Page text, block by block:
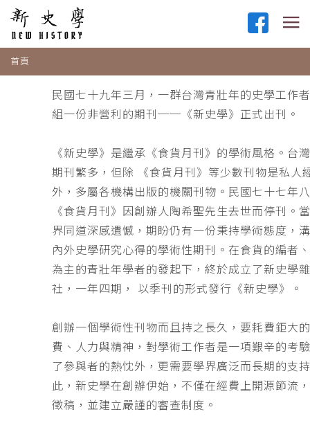
首頁
民國七十九年三月，一群台灣青壯年的史學工作
組一份非營利的期刊──《新史學》正式出刊。
《新史學》是繼承《食貨月刊》的學術風格。台
期刊繁多，但除 《食貨月刊》等少數刊物是私人
外，多屬各機構出版的機關刊物。民國七十七年
《食貨月刊》因創辦人陶希聖先生去世而停刊。
界同道深感遺憾，期盼仍有一份秉持學術態度，
內外史學研究心得的學術性期刊。在食貨的編者
為主的青壯年學者的發起下，終於成立了新史學
社，一年四期， 以季刊的形式發行《新史學》。
創辦一個學術性刊物而且持之長久，要耗費鉅大
費、人力與精神，對學術工作者是一項艱辛的考
了參與者的熱忱外，更需要學界廣泛而長期的支
此，新史學在創辦伊始，不僅在經費上開源節流
徵稿，並建立嚴謹的審查制度。